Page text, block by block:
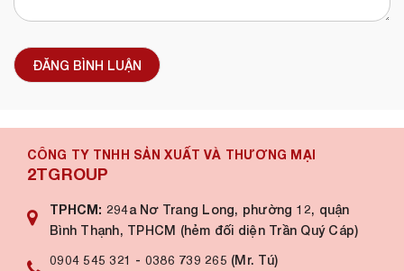
ĐĂNG BÌNH LUẬN
CÔNG TY TNHH SẢN XUẤT VÀ THƯƠNG MẠI
2TGROUP
TPHCM: 294a Nơ Trang Long, phường 12, quận
Bình Thạnh, TPHCM (hẻm đối diện Trần Quý Cáp)
0904 545 321 - 0386 739 265 (Mr. Tú)